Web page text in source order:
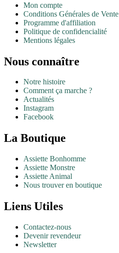
Mon compte
Conditions Générales de Vente
Programme d'affiliation
Politique de confidencialité
Mentions légales
Nous connaître
Notre histoire
Comment ça marche ?
Actualités
Instagram
Facebook
La Boutique
Assiette Bonhomme
Assiette Monstre
Assiette Animal
Nous trouver en boutique
Liens Utiles
Contactez-nous
Devenir revendeur
Newsletter